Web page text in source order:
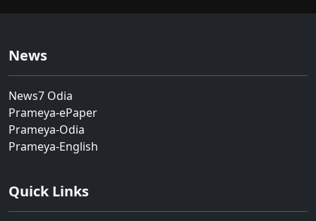
News
News7 Odia
Prameya-ePaper
Prameya-Odia
Prameya-English
Quick Links